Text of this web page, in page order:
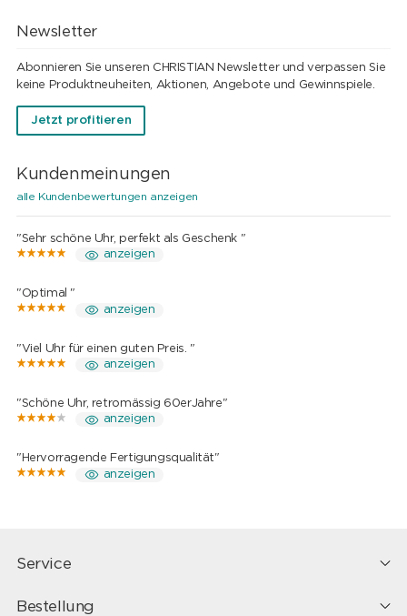
Newsletter
Abonnieren Sie unseren CHRISTIAN Newsletter und verpassen Sie
keine Produktneuheiten, Aktionen, Angebote und Gewinnspiele.
Jetzt profitieren
Kundenmeinungen
alle Kundenbewertungen anzeigen
"Sehr schöne Uhr, perfekt als Geschenk "
anzeigen
"Optimal "
anzeigen
"Viel Uhr für einen guten Preis. "
anzeigen
"Schöne Uhr, retromässig 60erJahre"
anzeigen
"Hervorragende Fertigungsqualität"
anzeigen
Service
Bestellung